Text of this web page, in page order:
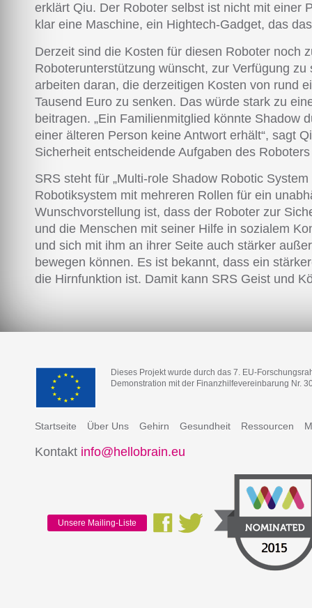
erklärt Qiu. Der Roboter selbst ist nicht mit einer
klar eine Maschine, ein Hightech-Gadget, das
Derzeit sind die Kosten für diesen Roboter noch
Roboterunterstützung wünscht, zur Verfügung
arbeiten daran, die derzeitigen Kosten von rund
Tausend Euro zu senken. Das würde stark zu
beitragen. „Ein Familienmitglied könnte Shadow
einer älteren Person keine Antwort erhält“, sagt
Sicherheit entscheidende Aufgaben des
SRS steht für „Multi-role Shadow Robotic
Robotiksystem mit mehreren Rollen für ein
Wunschvorstellung ist, dass der Roboter zur
und die Menschen mit seiner Hilfe in sozialem
und sich mit ihm an ihrer Seite auch stärker
bewegen können. Es ist bekannt, dass ein
die Hirnfunktion ist. Damit kann SRS Geist und
Dieses Projekt wurde durch das 7. EU-
Demonstration mit der Finanzhilfevereinbarung Nr.
Startseite Über Uns Gehirn Gesundheit Ressourcen
Kontakt info@hellobrain.eu
Unsere Mailing-Liste